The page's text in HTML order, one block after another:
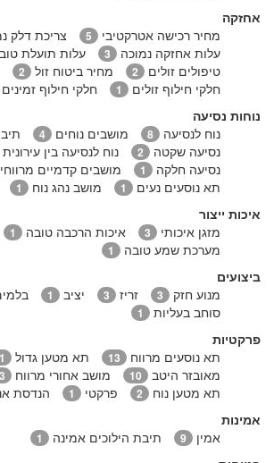
אחזקה
מחיר רכישה אטרקטיבי
5 צריכת דלק
עלות אחזקה נמוכה 3 עלות תועלת
טיפולים זולים 2 מחיר ביטוח זול 2
חלקי חילוף זולים 1 חלקי חילוף זמינים
נוחות נסיעה
נוח לנסיעה
8 מושבים נוחים 4
נסיעה שקטה 2 נוח לנסיעה בין עירונית
נסיעה חלקה 1 מושבים קדמיים
תא נוסעים נעים 1 מושב נהג נוח 1
איכות ייצור
מזגן איכותי
3 איכות הרכבה טובה 1
מערכת שמע טובה 1
ביצועים
מנוע חזק
3 זריז 3 יציב 1
סוחב בעליות 1
פרקטיות
תא נוסעים מרווח
13 תא מטען גדול
מאובזר היטב 10 מושב אחורי מרווח 3
תא מטען נוח 2 פרקטי 1 הנדסת
אמינות
אמין
9 תיבת הילוכים אמינה 1